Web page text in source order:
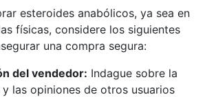
esteroides anabólicos, ya sea en
físicas, considere los siguientes
una compra segura:
del vendedor: Indague sobre la
las opiniones de otros usuarios